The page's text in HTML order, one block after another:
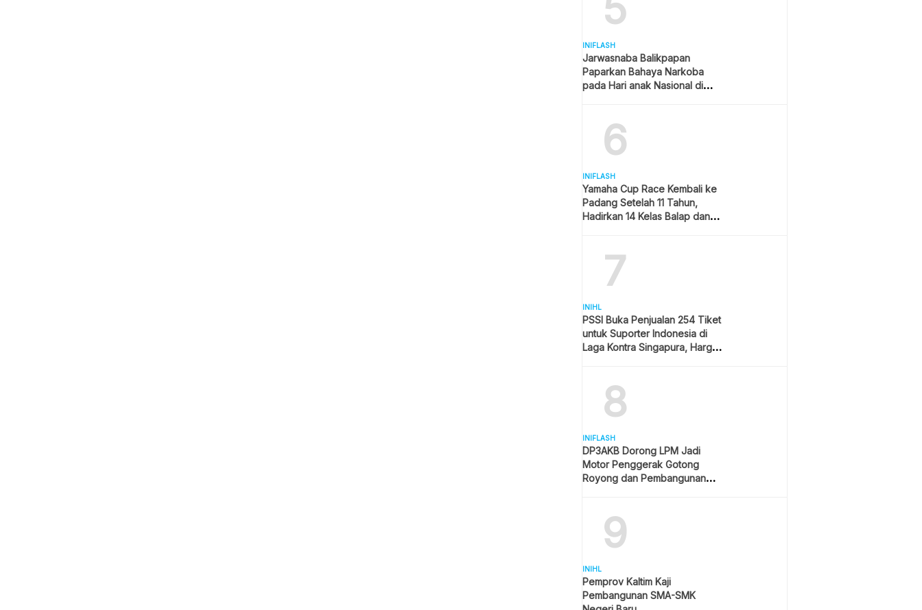
INIFLASH
Jarwasnaba Balikpapan
Paparkan Bahaya Narkoba
pada Hari anak Nasional di
6
INIFLASH
Yamaha Cup Race Kembali ke
Padang Setelah 11 Tahun,
Hadirkan 14 Kelas Balap dan
7
INIHL
PSSI Buka Penjualan 254 Tiket
untuk Suporter Indonesia di
Laga Kontra Singapura, Harga
8
INIFLASH
DP3AKB Dorong LPM Jadi
Motor Penggerak Gotong
Royong dan Pembangunan
9
INIHL
Pemprov Kaltim Kaji
Pembangunan SMA-SMK